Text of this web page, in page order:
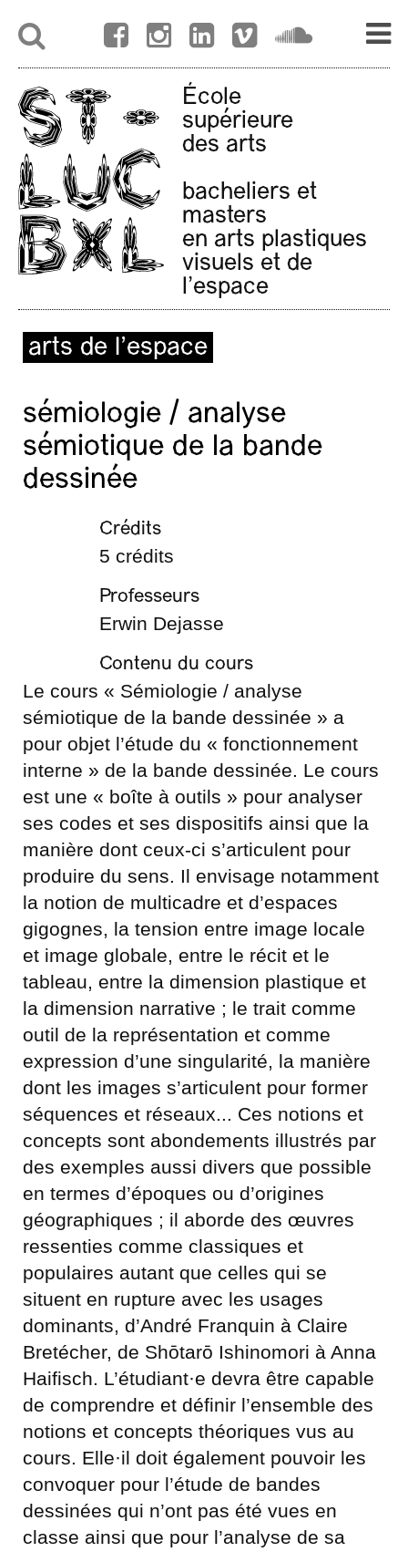
École
supérieure
des arts
bacheliers et
masters
en arts plastiques
visuels et de
l'espace
arts de l’espace
sémiologie / analyse
sémiotique de la bande
dessinée
Crédits
5 crédits
Professeurs
Erwin Dejasse
Contenu du cours
Le cours « Sémiologie / analyse
sémiotique de la bande dessinée » a
pour objet l’étude du « fonctionnement
interne » de la bande dessinée. Le cours
est une « boîte à outils » pour analyser
ses codes et ses dispositifs ainsi que la
manière dont ceux-ci s’articulent pour
produire du sens. Il envisage notamment
la notion de multicadre et d’espaces
gigognes, la tension entre image locale
et image globale, entre le récit et le
tableau, entre la dimension plastique et
la dimension narrative ; le trait comme
outil de la représentation et comme
expression d’une singularité, la manière
dont les images s’articulent pour former
séquences et réseaux... Ces notions et
concepts sont abondements illustrés par
des exemples aussi divers que possible
en termes d’époques ou d’origines
géographiques ; il aborde des œuvres
ressenties comme classiques et
populaires autant que celles qui se
situent en rupture avec les usages
dominants, d’André Franquin à Claire
Bretécher, de Shōtarō Ishinomori à Anna
Haifisch. L’étudiant·e devra être capable
de comprendre et définir l’ensemble des
notions et concepts théoriques vus au
cours. Elle·il doit également pouvoir les
convoquer pour l’étude de bandes
dessinées qui n’ont pas été vues en
classe ainsi que pour l’analyse de sa